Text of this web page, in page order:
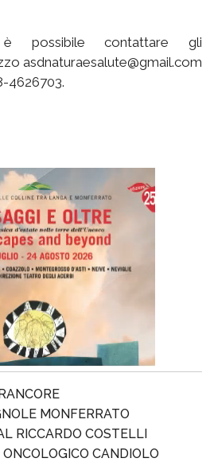
è possibile contattare gli
asdnaturaesalute@gmail.com
4626703.
MONFERRATO
RICCARDO COSTELLI
ONCOLOGICO CANDIOLO